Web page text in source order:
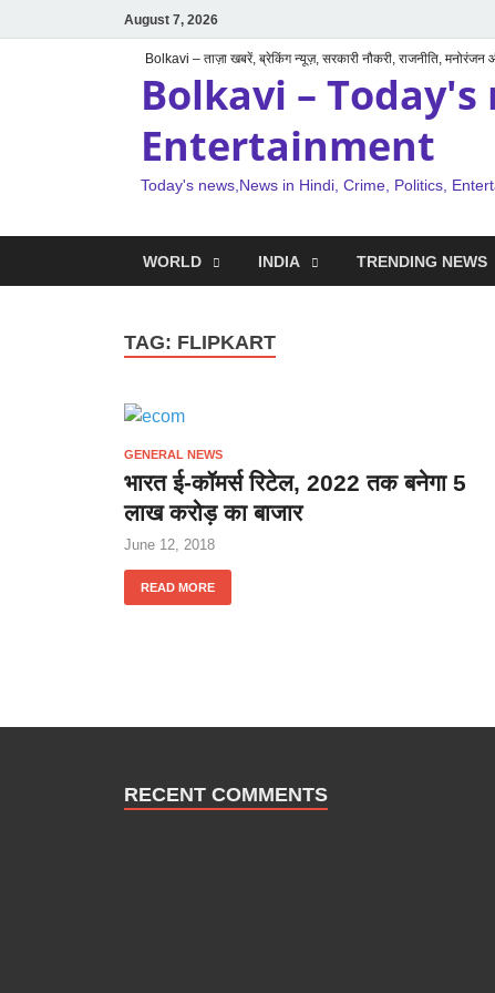
August 7, 2026
Bolkavi – ताज़ा खबरें, ब्रेकिंग न्यूज़, सरकारी नौकरी, राजनीति,
Bolkavi –
Entertainment
Today's news,News in Hindi, Crime, Politics,
WORLD INDIA TRENDING NEWS
TAG: FLIPKART
GENERAL NEWS
भारत ई-कॉमर्स रिटेल, 2022 तक बनेगा 5
लाख करोड़ का बाजार
June 12, 2018
READ MORE
RECENT COMMENTS